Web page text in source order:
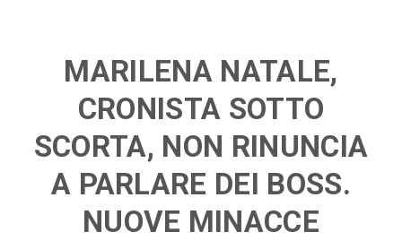
MARILENA NATALE,
CRONISTA SOTTO
SCORTA, NON RINUNCIA
A PARLARE DEI BOSS.
NUOVE MINACCE